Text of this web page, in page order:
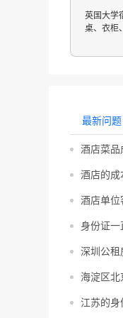
英国大学
桌、衣柜
最新问题
酒店菜品
酒店的成
酒店单位
身份证一
深圳公租
海淀区北
江苏的身